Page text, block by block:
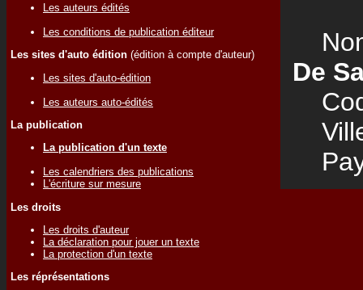
Les auteurs édités
Les conditions de publication éditeur
Les sites d'auto édition (édition à compte d'auteur)
Les sites d'auto-édition
Les auteurs auto-édités
La publication
La publication d'un texte
Les calendriers des publications
L'écriture sur mesure
Les droits
Les droits d'auteur
La déclaration pour jouer un texte
La protection d'un texte
Les réprésentations
De